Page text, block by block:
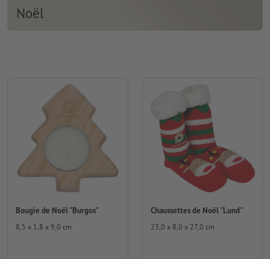
Noël
Bougie de Noël "Burgos"
8,5 x 1,8 x 9,0 cm
Chaussettes de Noël "Lund"
23,0 x 8,0 x 27,0 cm